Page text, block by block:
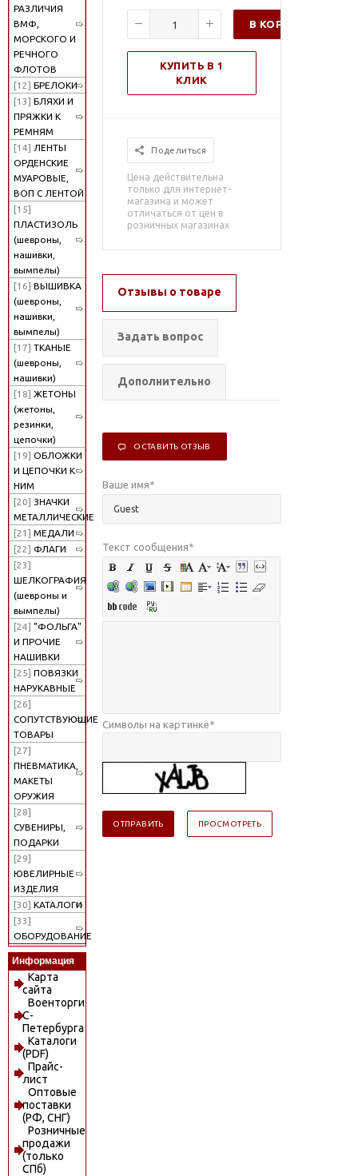
РАЗЛИЧИЯ
ВМФ,
МОРСКОГО И
РЕЧНОГО
ФЛОТОВ
[12] БРЕЛОКИ
[13] БЛЯХИ И
ПРЯЖКИ К
РЕМНЯМ
[14] ЛЕНТЫ
ОРДЕНСКИЕ
МУАРОВЫЕ,
ВОП С ЛЕНТОЙ
[15]
ПЛАСТИЗОЛЬ
(шевроны,
нашивки,
вымпелы)
[16] ВЫШИВКА
(шевроны,
нашивки,
вымпелы)
[17] ТКАНЫЕ
(шевроны,
нашивки)
[18] ЖЕТОНЫ
(жетоны,
резинки,
цепочки)
[19] ОБЛОЖКИ
И ЦЕПОЧКИ К
НИМ
[20] ЗНАЧКИ
МЕТАЛЛИЧЕСКИЕ
[21] МЕДАЛИ
[22] ФЛАГИ
[23]
ШЕЛКОГРАФИЯ
(шевроны и
вымпелы)
[24] "ФОЛЬГА"
И ПРОЧИЕ
НАШИВКИ
[25] ПОВЯЗКИ
НАРУКАВНЫЕ
[26]
СОПУТСТВУЮЩИЕ
ТОВАРЫ
[27]
ПНЕВМАТИКА,
МАКЕТЫ
ОРУЖИЯ
[28]
СУВЕНИРЫ,
ПОДАРКИ
[29]
ЮВЕЛИРНЫЕ
ИЗДЕЛИЯ
[30] КАТАЛОГИ
[33]
ОБОРУДОВАНИЕ
Информация
Карта
сайта
Военторги
С-
Петербурга
Каталоги
(PDF)
Прайс-
лист
Оптовые
поставки
(РФ, СНГ)
Розничные
продажи
(только
СПб)
В КОРЗИНУ
КУПИТЬ В 1
КЛИК
Поделиться
Цена действительна
только для интернет-
магазина и может
отличаться от цен в
розничных магазинах
Отзывы о товаре
Задать вопрос
Дополнительно
ОСТАВИТЬ ОТЗЫВ
Ваше имя*
Текст сообщения*
Символы на картинке*